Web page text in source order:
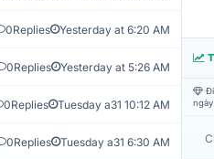
0Replies Yesterday at 6:20 AM
0Replies Yesterday at 5:26 AM
0Replies Tuesday a31 10:12 AM
0Replies Tuesday a31 6:30 AM